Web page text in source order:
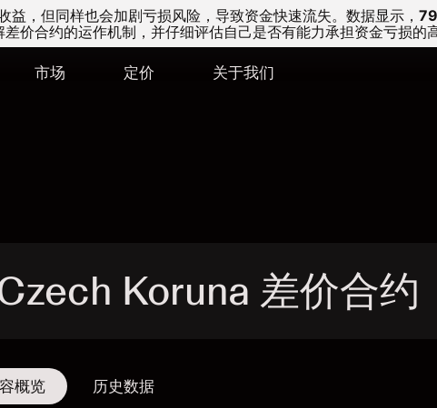
，但同样也会加剧亏损风险，导致资金快速流失。 数据显示，
价合约的运作机制，并仔细评估自己是否有能力承担资金亏损的高
市场 定价 关于我们
Koruna 差价合约
概览 历史数据